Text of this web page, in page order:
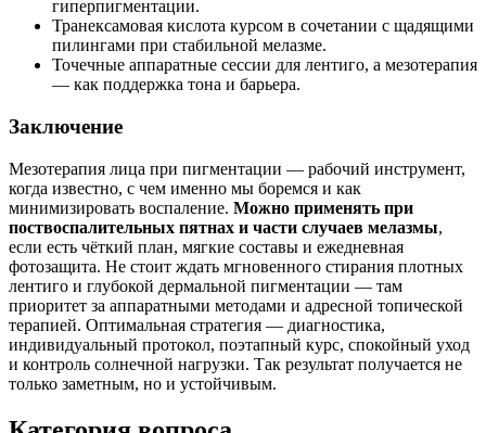
гиперпигментации.
Транексамовая кислота курсом в сочетании с щадящими
пилингами при стабильной мелазме.
Точечные аппаратные сессии для лентиго, а мезотерапия
— как поддержка тона и барьера.
Заключение
Мезотерапия лица при пигментации — рабочий инструмент,
когда известно, с чем именно мы боремся и как
минимизировать воспаление. Можно применять при
поствоспалительных пятнах и части случаев мелазмы,
если есть чёткий план, мягкие составы и ежедневная
фотозащита. Не стоит ждать мгновенного стирания плотных
лентиго и глубокой дермальной пигментации — там
приоритет за аппаратными методами и адресной топической
терапией. Оптимальная стратегия — диагностика,
индивидуальный протокол, поэтапный курс, спокойный уход
и контроль солнечной нагрузки. Так результат получается не
только заметным, но и устойчивым.